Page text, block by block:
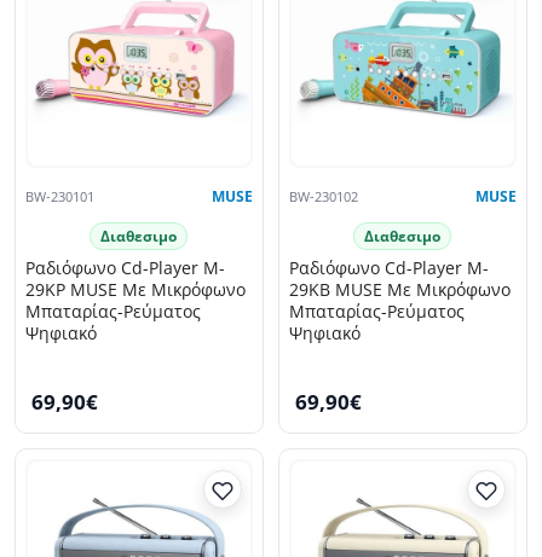
BW-230101 MUSE
Διαθεσιμο
Ραδιόφωνο Cd-Player M-
29KP MUSE Με Μικρόφωνο
Μπαταρίας-Ρεύματος
Ψηφιακό
69,90€
BW-230102 MUSE
Διαθεσιμο
Ραδιόφωνο Cd-Player M-
29KB MUSE Με Μικρόφωνο
Μπαταρίας-Ρεύματος
Ψηφιακό
69,90€